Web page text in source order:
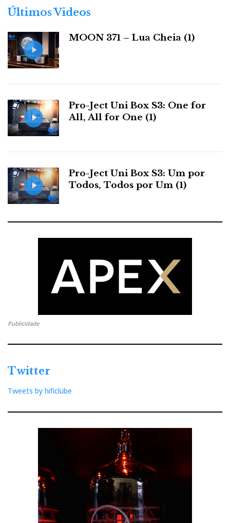
r
s
Últimos Videos
MOON 371 – Lua Cheia (1)
Pro-Ject Uni Box S3: One for
All, All for One (1)
Pro-Ject Uni Box S3: Um por
Todos, Todos por Um (1)
Publicidade
Twitter
Tweets by hificlube